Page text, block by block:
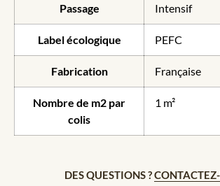
Passage Intensif
Label écologique PEFC
Fabrication Française
Nombre de m2 par
colis
1 m²
DES QUESTIONS ?